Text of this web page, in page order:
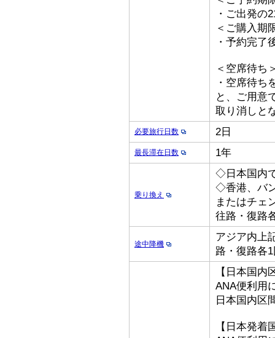
・ご出発の
＜ご購入期
・予約完了
＜空席待ち
・空席待ち
と、ご用意
取り消しと
必要旅行日数 2日
最長滞在日数 1年
乗り換え
◇日本国内
◇香港、バ
またはチェ
往路・復路
途中降機
アジア内上
路・復路各
【日本国内
ANA便利用
日本国内区
【日本発着